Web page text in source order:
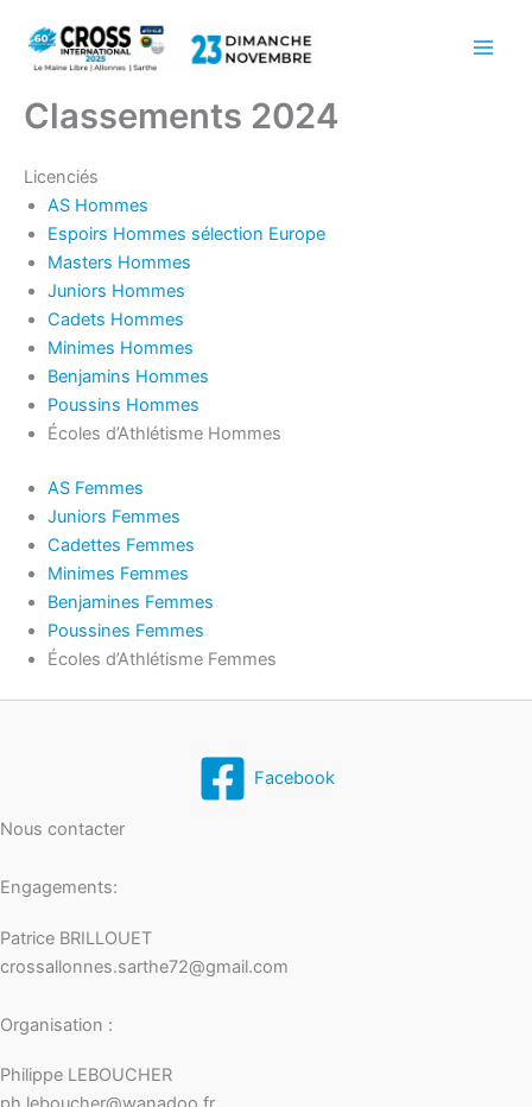
contenu
Classements 2024
Licenciés
AS Hommes
Espoirs Hommes sélection Europe
Masters Hommes
Juniors Hommes
Cadets Hommes
Minimes Hommes
Benjamins Hommes
Poussins Hommes
Écoles d’Athlétisme Hommes
AS Femmes
Juniors Femmes
Cadettes Femmes
Minimes Femmes
Benjamines Femmes
Poussines Femmes
Écoles d’Athlétisme Femmes
Facebook
Nous contacter
Engagements:
Patrice BRILLOUET
crossallonnes.sarthe72@gmail.com
Organisation :
Philippe LEBOUCHER